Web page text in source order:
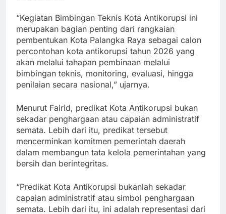
“Kegiatan Bimbingan Teknis Kota Antikorupsi ini
merupakan bagian penting dari rangkaian
pembentukan Kota Palangka Raya sebagai calon
percontohan kota antikorupsi tahun 2026 yang
akan melalui tahapan pembinaan melalui
bimbingan teknis, monitoring, evaluasi, hingga
penilaian secara nasional,” ujarnya.
Menurut Fairid, predikat Kota Antikorupsi bukan
sekadar penghargaan atau capaian administratif
semata. Lebih dari itu, predikat tersebut
mencerminkan komitmen pemerintah daerah
dalam membangun tata kelola pemerintahan yang
bersih dan berintegritas.
“Predikat Kota Antikorupsi bukanlah sekadar
capaian administratif atau simbol penghargaan
semata. Lebih dari itu, ini adalah representasi dari